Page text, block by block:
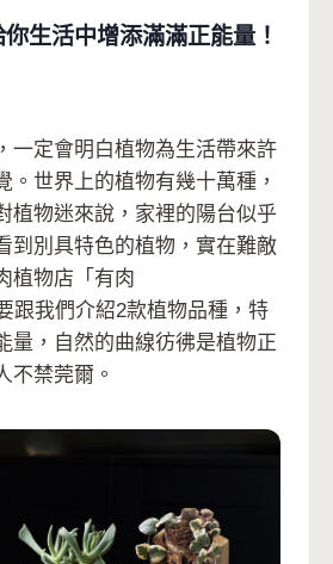
生活中增添滿滿正能量！
一定會明白植物為生活帶來許
。世界上的植物有幾十萬種，
植物迷來說，家裡的陽台似乎
到別具特色的植物，實在難敵
植物店「有肉
跟我們介紹2款植物品種，特
量，自然的曲線彷彿是植物正
不禁莞爾。